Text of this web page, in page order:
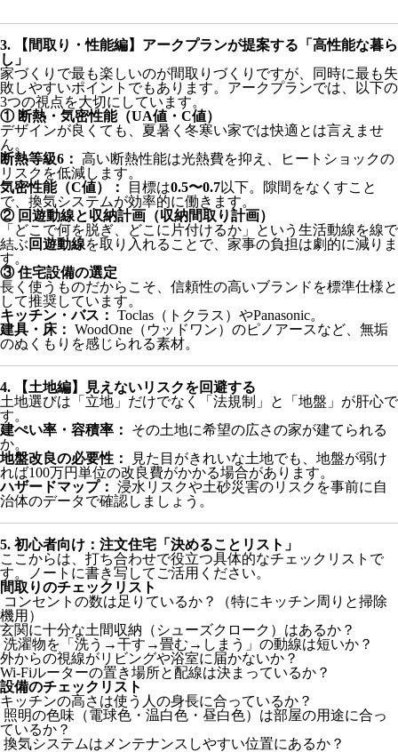
3. 【間取り・性能編】アークプランが提案する「高性能な暮ら
し」
家づくりで最も楽しいのが間取りづくりですが、同時に最も失
敗しやすいポイントでもあります。アークプランでは、以下の
3つの視点を大切にしています。
① 断熱・気密性能（UA値・C値）
デザインが良くても、夏暑く冬寒い家では快適とは言えませ
ん。
断熱等級6： 高い断熱性能は光熱費を抑え、ヒートショックの
リスクを低減します。
気密性能（C値）：
目標は0.5〜0.7以下。隙間をなくすこと
で、換気システムが効率的に働きます。
② 回遊動線と収納計画（収納間取り計画）
「どこで何を脱ぎ、どこに片付けるか」という生活動線を線で
結ぶ 回遊動線を取り入れることで、家事の負担は劇的に減りま
す。
③ 住宅設備の選定
長く使うものだからこそ、信頼性の高いブランドを標準仕様と
して推奨しています。
キッチン・バス： Toclas（トクラス）やPanasonic。
建具・床： WoodOne（ウッドワン）のピノアースなど、無垢
のぬくもりを感じられる素材。
4. 【土地編】見えないリスクを回避する
土地選びは「立地」だけでなく「法規制」と「地盤」が肝心で
す。
建ぺい率・容積率：
その土地に希望の広さの家が建てられる
か。
地盤改良の必要性：
見た目がきれいな土地でも、地盤が弱け
れば100万円単位の改良費がかかる場合があります。
ハザードマップ： 浸水リスクや土砂災害のリスクを事前に自
治体のデータで確認しましょう。
5. 初心者向け：注文住宅「決めることリスト」
ここからは、打ち合わせで役立つ具体的なチェックリストで
す。ノートに書き写してご活用ください。
間取りのチェックリスト
コンセントの数は足りているか？（特にキッチン周りと掃除
機用）
玄関に十分な土間収納（シューズクローク）はあるか？
洗濯物を「洗う→干す→畳む→しまう」の動線は短いか？
外からの視線がリビングや浴室に届かないか？
Wi-Fiルーターの置き場所と配線は決まっているか？
設備のチェックリスト
キッチンの高さは使う人の身長に合っているか？
照明の色味（電球色・温白色・昼白色）は部屋の用途に合っ
ているか？
換気システムはメンテナンスしやすい位置にあるか？